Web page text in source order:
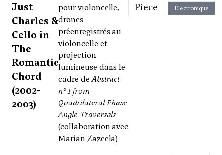
Just
Charles &
Cello in
The
Romantic
Chord
(2002-
2003)
pour violoncelle,
drones
préenregistrés au
violoncelle et
projection
lumineuse dans le
cadre deAbstract
n° 1 from
Quadrilateral Phase
Angle Traversals
(collaboration avec
Marian Zazeela)
Piece Électronique